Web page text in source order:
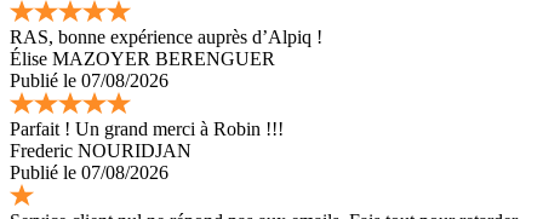
RAS, bonne expérience auprès d’Alpiq !
Élise MAZOYER BERENGUER
Publié le 07/08/2026
Parfait ! Un grand merci à Robin !!!
Frederic NOURIDJAN
Publié le 07/08/2026